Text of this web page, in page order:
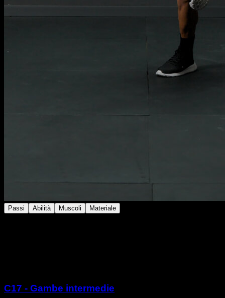
Passi Abilità Muscoli Materiale
C17 - Gambe intermedie